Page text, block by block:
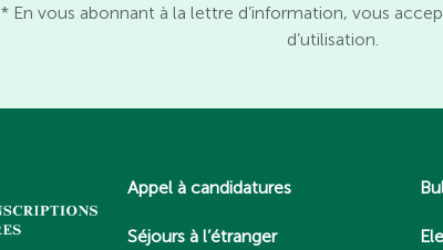
* En vous abonnant à la lettre d’information, vous
d’utilisation.
Appel à candidatures
Séjours à l’étranger